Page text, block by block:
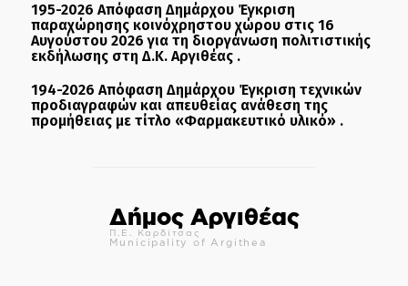
195-2026 Απόφαση Δημάρχου Έγκριση
παραχώρησης κοινόχρηστου χώρου στις 16
Αυγούστου 2026 για τη διοργάνωση πολιτιστικής
εκδήλωσης στη Δ.Κ. Αργιθέας .
194-2026 Απόφαση Δημάρχου Έγκριση τεχνικών
προδιαγραφών και απευθείας ανάθεση της
προμήθειας με τίτλο «Φαρμακευτικό υλικό» .
Δήμος Αργιθέας
Π.Ε. Καρδίτσας
Municipality of Argithea